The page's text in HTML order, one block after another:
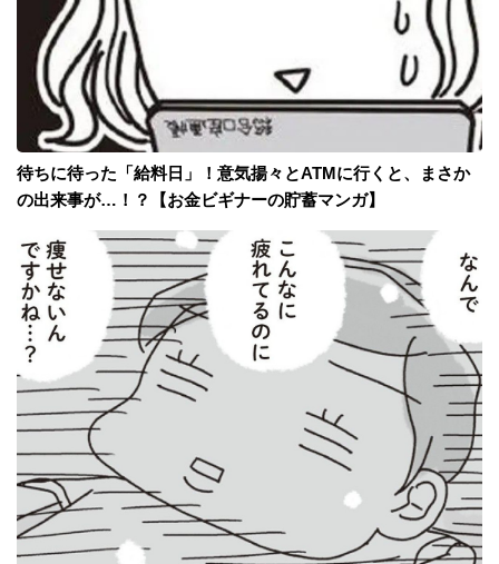
待ちに待った「給料日」！意気揚々とATMに行くと、まさか
の出来事が…！？【お金ビギナーの貯蓄マンガ】